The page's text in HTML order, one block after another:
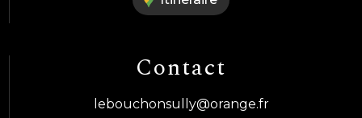
Contact
lebouchonsully@orange.fr